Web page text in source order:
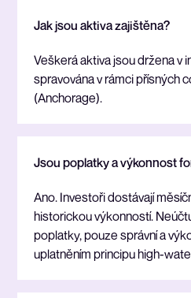
Jak jsou aktiva zajištěna?
Veškerá aktiva jsou držena v
spravována v rámci přísných
(Anchorage).
Jsou poplatky a výkonnost
Ano. Investoři dostávají
historickou výkonností.
poplatky, pouze správní a
uplatněním principu high-